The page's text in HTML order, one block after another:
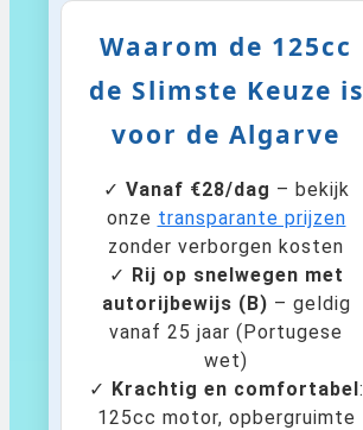
Waarom de 125cc
de Slimste Keuze is
voor de Algarve
✓ Vanaf €28/dag – bekijk
onze transparante prijzen
zonder verborgen kosten
✓ Rij op snelwegen met
autorijbewijs (B) – geldig
vanaf 25 jaar (Portugese
wet)
✓ Krachtig en comfortabel:
125cc motor, opbergruimte